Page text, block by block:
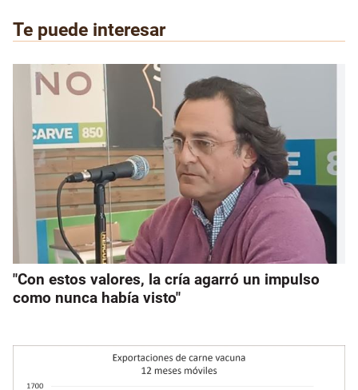
Te puede interesar
"Con estos valores, la cría agarró un impulso
como nunca había visto"